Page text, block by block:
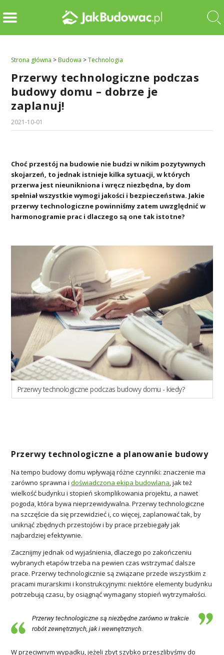
Strona główna >Budowa >Technologia
Przerwy technologiczne podczas
budowy domu – dobrze je
zaplanuj!
2021-10-01
Choć przestój na budowie nie budzi w nikim pozytywnych
skojarzeń, to jednak istnieje kilka sytuacji, w których
przerwa jest nieunikniona i wręcz niezbędna, by dom
spełniał wszystkie wymogi jakości i bezpieczeństwa. Jakie
przerwy technologiczne powinniśmy zatem uwzględnić w
harmonogramie prac i dlaczego są one tak istotne?
Przerwy technologiczne podczas budowy domu - kiedy?
Przerwy technologiczne a planowanie budowy
Na tempo budowy domu wpływają różne czynniki: znaczenie ma
zarówno sprawna idoświadczona ekipa budowlana, jak też
wielkość budynku i stopień skomplikowania projektu, a nawet
pogoda, która bywa nieprzewidywalna. Przerwy technologiczne
na szczęście da się przewidzieć i, co więcej, zaplanować tak, by
uniknąć zbędnych przestojów i by prace przebiegały jak
najbardziej efektywnie.
Zacznijmy jednak od wyjaśnienia, dlaczego po zakończeniu
wybranych etapów trzeba na pewien czas wstrzymać dalsze
prace. Przerwy technologicznie są związane przede wszystkim z
pracami murarskimi i konstrukcyjnymi: niektóre elementy budynku
potrzebują czasu, by osiągnąć wymagany stopień wytrzymałości.
Przerwy technologiczne są niezbędne zarówno w trakcie
robót zewnętrznych, jak i wewnętrznych.
W przeciwnym wypadku, jeżeli zbyt szybko przeszlibyśmy do